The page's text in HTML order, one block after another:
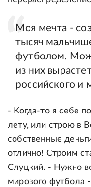
Моя мечта -
тысяч
футболом.
из них
российского и
- Когда-то я себе
лету, или строю в
собственные
отлично! Строим
Слуцкий. - Нужно
мирового футбола